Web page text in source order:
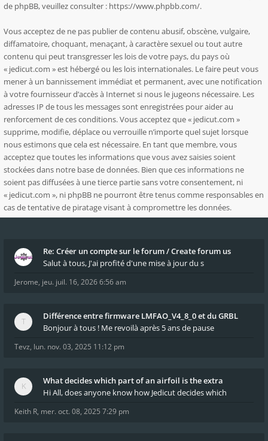
de phpBB, veuillez consulter : https://www.phpbb.com/.
Vous acceptez de ne pas publier de contenu abusif, obscène, vulgaire,
diffamatoire, choquant, menaçant, à caractère sexuel ou tout autre
contenu qui peut transgresser les lois de votre pays, du pays où
« jedicut.com » est hébergé ou les lois internationales. Le faire peut vous
mener à un bannissement immédiat et permanent, avec une notification
à votre fournisseur d’accès à Internet si nous le jugeons nécessaire. Les
adresses IP de tous les messages sont enregistrées pour aider au
renforcement de ces conditions. Vous acceptez que « jedicut.com »
supprime, modifie, déplace ou verrouille n’importe quel sujet lorsque
nous estimons que cela est nécessaire. En tant que membre, vous
acceptez que toutes les informations que vous avez saisies soient
stockées dans notre base de données. Bien que ces informations ne
soient pas diffusées à une tierce partie sans votre consentement, ni
« jedicut.com », ni phpBB ne pourront être tenus comme responsables en
cas de tentative de piratage visant à compromettre les données.
Re: Créer un compte sur le forum / Create forum us
Salut à tous, J'ai profité d'une mise à jour du s
Jerome, jeu. juil. 16, 2026 6:56 am
Différence entre firmware LMFAO_V4_8_0 et du GRBL
Bonjour à tous ! Me revoilà après 5 ans de pause
Tevz, lun. nov. 03, 2025 11:12 pm
What decides which part of an airfoil is the extra
Hi All, does anyone know how Jedicut decides which
Keith R, mer. oct. 08, 2025 7:29 pm